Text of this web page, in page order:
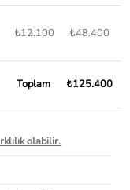
₺12.100 ₺48.400
Toplam ₺125.400
olabilir.